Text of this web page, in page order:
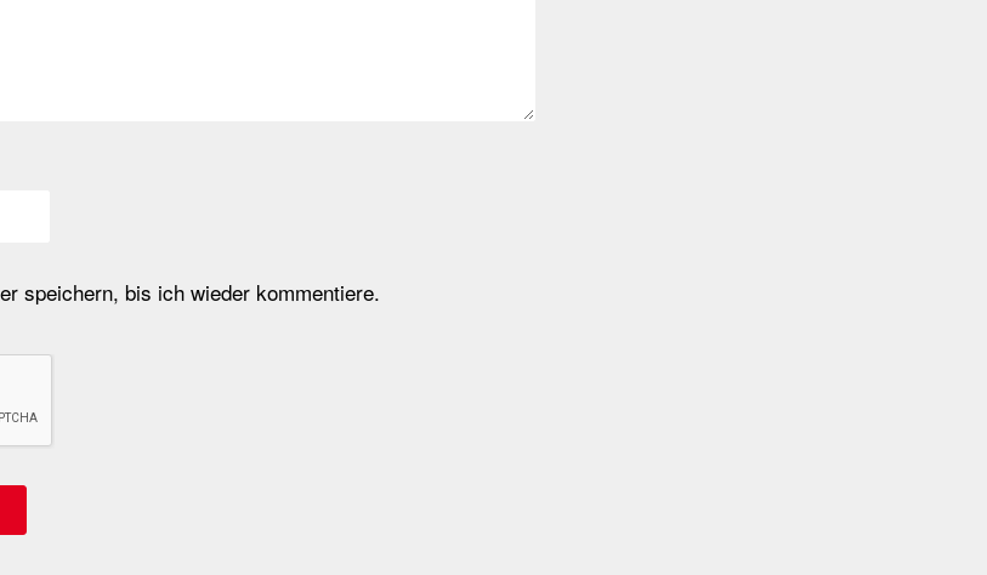
speichern, bis ich wieder kommentiere.